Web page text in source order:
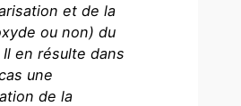
et de la
ou non) du
en résulte dans
une
de la